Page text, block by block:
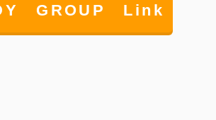
GROUP Link